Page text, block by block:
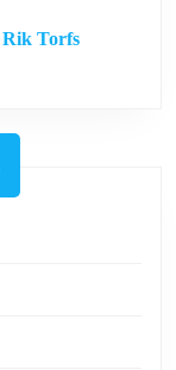
Rik Torfs